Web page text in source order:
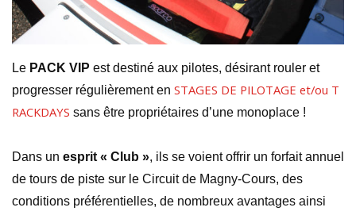
Le PACK VIP est destiné aux pilotes, désirant rouler et
progresser régulièrement en STAGES DE PILOTAGE et/ou T
RACKDAYS sans être propriétaires d’une monoplace !
Dans un esprit « Club », ils se voient offrir un forfait annuel
de tours de piste sur le Circuit de Magny-Cours, des
conditions préférentielles, de nombreux avantages ainsi